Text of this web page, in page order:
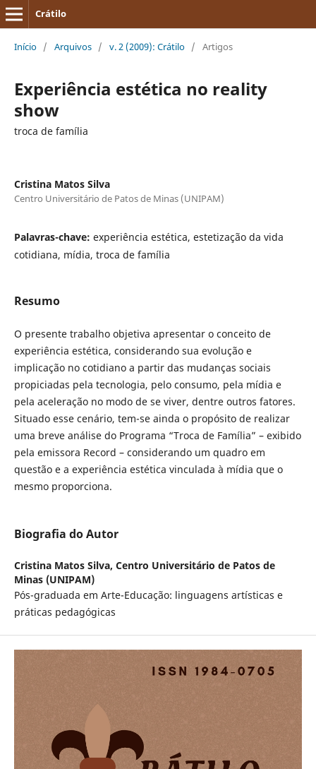
Crátilo
Início / Arquivos / v. 2 (2009): Crátilo / Artigos
Experiência estética no reality
show
troca de família
Cristina Matos Silva
Centro Universitário de Patos de Minas (UNIPAM)
Palavras-chave: experiência estética, estetização da vida
cotidiana, mídia, troca de família
Resumo
O presente trabalho objetiva apresentar o conceito de
experiência estética, considerando sua evolução e
implicação no cotidiano a partir das mudanças sociais
propiciadas pela tecnologia, pelo consumo, pela mídia e
pela aceleração no modo de se viver, dentre outros fatores.
Situado esse cenário, tem-se ainda o propósito de realizar
uma breve análise do Programa “Troca de Família” – exibido
pela emissora Record – considerando um quadro em
questão e a experiência estética vinculada à mídia que o
mesmo proporciona.
Biografia do Autor
Cristina Matos Silva, Centro Universitário de Patos de
Minas (UNIPAM)
Pós-graduada em Arte-Educação: linguagens artísticas e
práticas pedagógicas